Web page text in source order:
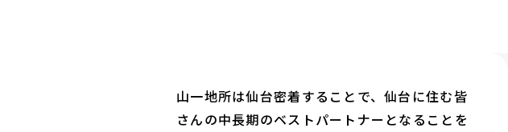
山一地所は仙台密着することで、仙台に住む皆
さんの中長期のベストパートナーとなることを